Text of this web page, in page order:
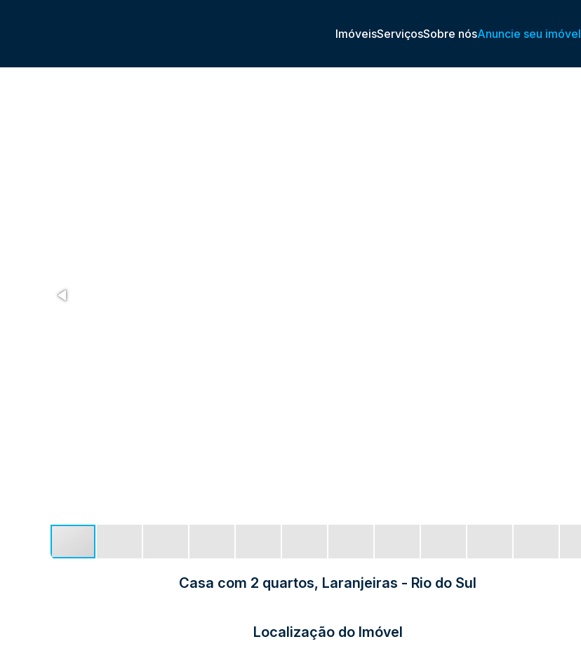
Anuncie seu imóvel
Sobre nós
Serviços
Imóveis
Casa com 2 quartos, Laranjeiras - Rio do Sul
Localização do Imóvel